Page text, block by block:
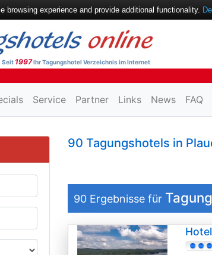
Seit 1997Ihr Tagungshotel Verzeichnis im Internet
Service Partner Links News FAQ
90 Tagungshotels in
90 Ergebnisse für
experience and provide additional functionality.